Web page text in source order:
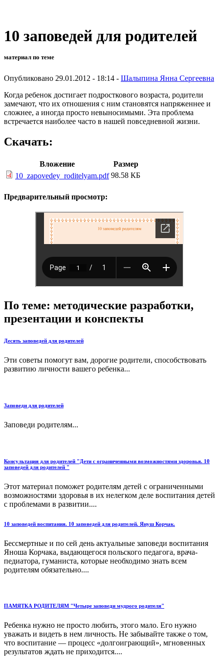
10 заповедей для родителей
материал по теме
Опубликовано 29.01.2012 - 18:14 - Шалыпина Янна Сергеевна
Когда ребенок достигает подросткового возраста, родители
замечают, что их отношения с ним становятся напряженнее и
сложнее, а иногда просто невыносимыми. Эта проблема
встречается наиболее часто в нашей повседневной жизни.
Скачать:
Вложение
Размер
10_zapovedey_roditelyam.pdf 98.58 КБ
Предварительный просмотр:
По теме: методические разработки,
презентации и конспекты
Десять заповедей для родителей
Эти советы помогут вам, дорогие родители, способствовать
развитию личности вашего ребенка...
Заповеди для родителей
Заповеди родителям...
Консультация для родителей "Дети с ограниченными возможностями здоровья. 10
заповедей для родителей "
Этот материал поможет родителям детей с ограниченными
возможностями здоровья в их нелегком деле воспитания детей
с проблемами в развитии....
10 заповедей воспитания. 10 заповедей для родителей. Януш Корчак.
Бессмертные и по сей день актуальные заповеди воспитания
Яноша Корчака, выдающегося польского педагога, врача-
педиатора, гуманиста, которые необходимо знать всем
родителям обязательно....
ПАМЯТКА РОДИТЕЛЯМ "Четыре заповеди мудрого родителя"
Ребенка нужно не просто любить, этого мало. Его нужно
уважать и видеть в нем личность. Не забывайте также о том,
что воспитание — процесс «долгоиграющий», мгновенных
результатов ждать не приходится....